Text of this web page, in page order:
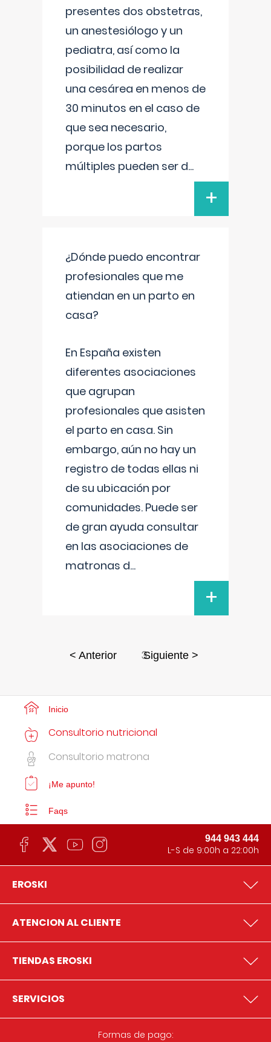
presentes dos obstetras,
un anestesiólogo y un
pediatra, así como la
posibilidad de realizar
una cesárea en menos de
30 minutos en el caso de
que sea necesario,
porque los partos
múltiples pueden ser d...
+
¿Dónde puedo encontrar
profesionales que me
atiendan en un parto en
casa?
En España existen
diferentes asociaciones
que agrupan
profesionales que asisten
el parto en casa. Sin
embargo, aún no hay un
registro de todas ellas ni
de su ubicación por
comunidades. Puede ser
de gran ayuda consultar
en las asociaciones de
matronas d...
+
< Anterior 3Siguiente >
Inicio
Consultorio nutricional
Consultorio matrona
¡Me apunto!
Faqs
944 943 444
L-S de 9:00h a 22:00h
EROSKI
ATENCION AL CLIENTE
TIENDAS EROSKI
SERVICIOS
Formas de pago: